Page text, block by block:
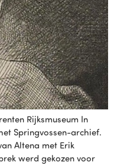
Rijksmuseum In
Springvossen-archief.
Altena met Erik
werd gekozen voor